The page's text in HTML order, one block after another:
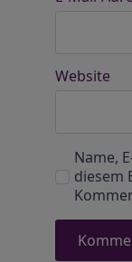
Website
Name,
diesem